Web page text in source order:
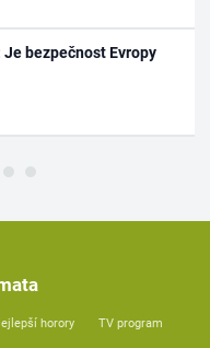
bezpečnost Evropy
horory TV program